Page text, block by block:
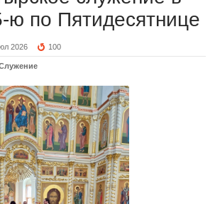
ю по Пятидесятнице
2026 100